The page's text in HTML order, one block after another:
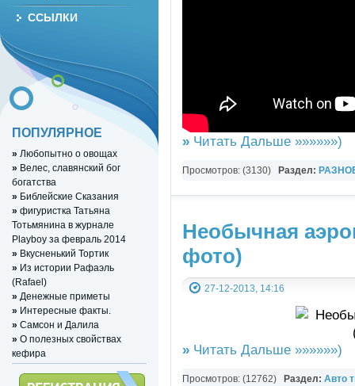
» Читать Дальше »»»»»»)
Просмотров: (3130) Раздел:
Необычная
фото)
27-12-2013, 14:16
» Читать Дальше »»»»»»)
Просмотров: (12762) Раздел: Авто
ССЫЛКИ
ПОПУЛЯРНОЕ
» Любопытно о овощах
» Велес, славянский бог
богатства
» Библейские Сказания
» фигуристка Татьяна
Тотьмянина в журнале
Playboy за февраль 2014
» Вкусненький Тортик
» Из истории Рафаэль
(Rafael)
» Денежные приметы
» Интересные факты.
» Cамcон и Дaлилa
» О полезных свойствах
кефира